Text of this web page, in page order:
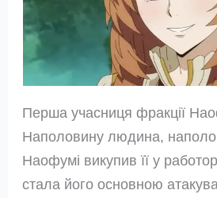
Перша учасниця фракції
Наполовину людина,
Наофумі викупив її у
стала його основною